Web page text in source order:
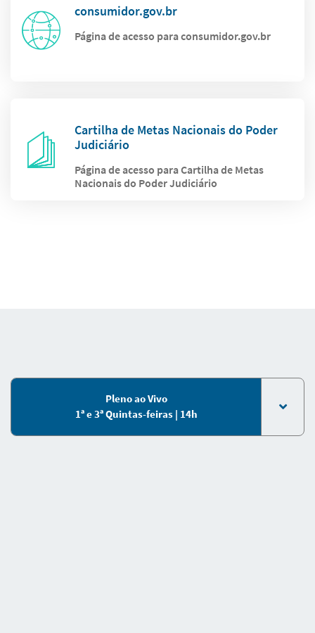
consumidor.gov.br
Página de acesso para consumidor.gov.br
Cartilha de Metas Nacionais do Poder
Judiciário
Página de acesso para Cartilha de Metas
Nacionais do Poder Judiciário
Pleno ao Vivo
1ª e 3ª Quintas-feiras | 14h